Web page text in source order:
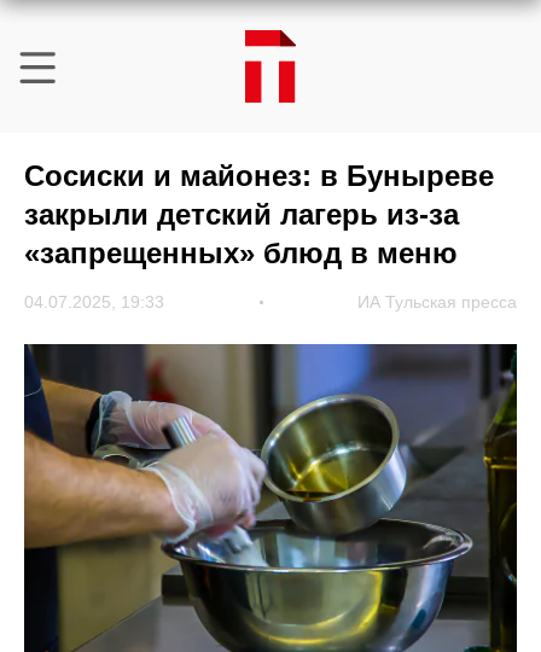
Сосиски и майонез: в Буныреве
закрыли детский лагерь из-за
«запрещенных» блюд в меню
04.07.2025, 19:33 ИА Тульская пресса